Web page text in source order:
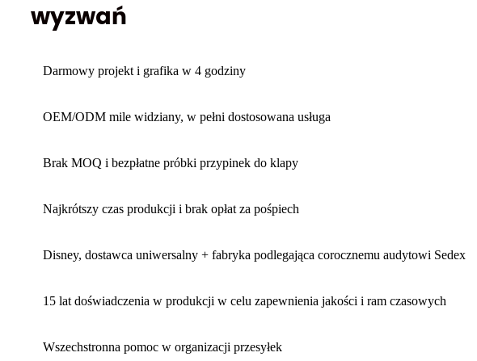
wyzwań
Darmowy projekt i grafika w 4 godziny
OEM/ODM mile widziany, w pełni dostosowana usługa
Brak MOQ i bezpłatne próbki przypinek do klapy
Najkrótszy czas produkcji i brak opłat za pośpiech
Disney, dostawca uniwersalny + fabryka podlegająca corocznemu audytowi Sedex
15 lat doświadczenia w produkcji w celu zapewnienia jakości i ram czasowych
Wszechstronna pomoc w organizacji przesyłek